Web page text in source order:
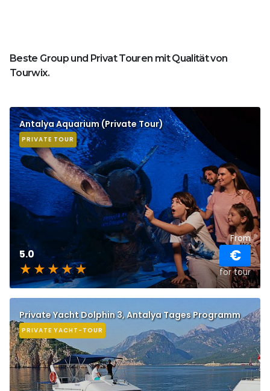
Beste Group und Privat Touren mit Qualität von
Tourwix.
Antalya Aquarium (Private Tour)
PRIVATE TOUR
5.0
From
€
for tour
Private Yacht Dolphin 3, Antalya Tages Programm
PRIVATE YACHT-TOUR